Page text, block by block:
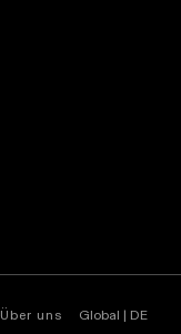
Über uns Global | DE